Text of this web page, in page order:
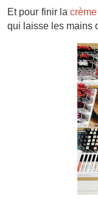
Et pour finir la
qui laisse les mains